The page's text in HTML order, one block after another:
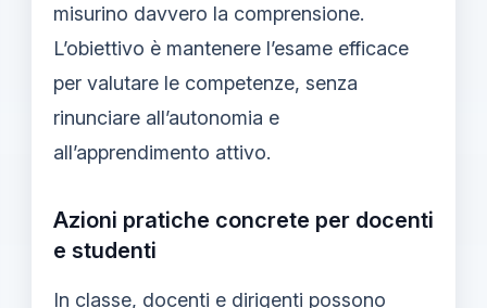
misurino davvero la comprensione.
L’obiettivo è mantenere l’esame efficace
per valutare le competenze, senza
rinunciare all’autonomia e
all’apprendimento attivo.
Azioni pratiche concrete per docenti
e studenti
In classe, docenti e dirigenti possono